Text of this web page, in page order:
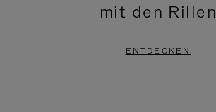
mit den Rillen
ENTDECKEN